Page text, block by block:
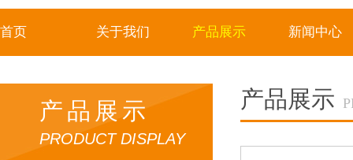
首页 关于我们 产品展示 新闻中心
产品展示
PRODUCT DISPLAY
产品展示